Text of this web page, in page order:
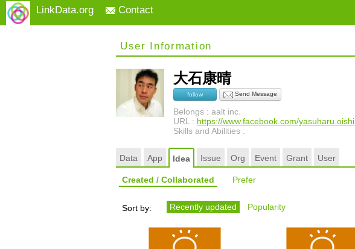
LinkData.org Contact
User Information
大石康晴
follow Send Message
Belongs : aalt inc.
URL : https://www.facebook.com/yasuharu.oishi
Skills and Abilities :
Data App Idea Issue Org Event Grant User
Created / Collaborated Prefer
Sort by: Recently updated Popularity